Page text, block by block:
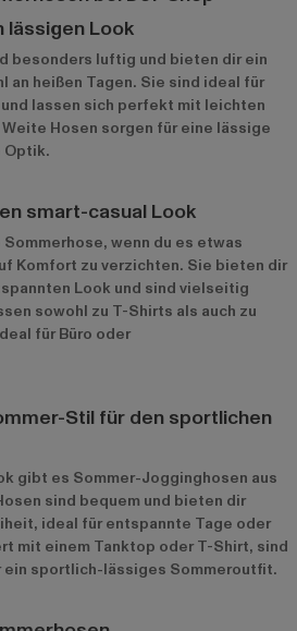
lässigen Look
besonders luftig und bieten dir ein
an heißen Tagen. Sie sind ideal für
lassen sich perfekt mit leichten
Hosen sorgen für eine lässige
smart-casual Look
wenn du es etwas
Komfort zu verzichten. Sie bieten dir
Look und sind vielseitig
sowohl zu T-Shirts als auch zu
für Büro oder
Stil für den sportlichen
gibt es Sommer-Jogginghosen aus
sind bequem und bieten dir
ideal für entspannte Tage oder
mit einem Tanktop oder T-Shirt, sind
sportlich-lässiges Sommeroutfit.